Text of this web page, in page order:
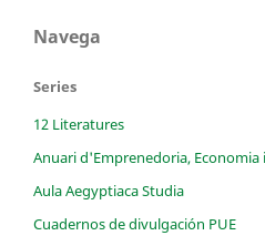
Navega
Series
12 Literatures
Anuari d'Emprenedoria, Economia
Aula Aegyptiaca Studia
Cuadernos de divulgación PUE